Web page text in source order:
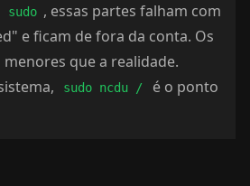
sudo , essas partes falham com
e ficam de fora da conta. Os
que a realidade.
sudo ncdu /
é o ponto